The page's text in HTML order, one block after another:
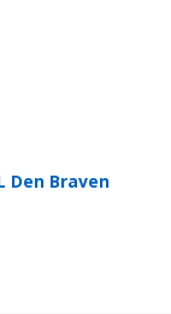
Den Braven